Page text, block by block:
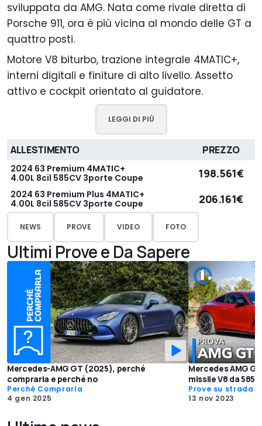
sviluppata da AMG. Nata come rivale diretta di
Porsche 911, ora è più vicina al mondo delle GT a
quattro posti.
Motore V8 biturbo, trazione integrale 4MATIC+,
interni digitali e finiture di alto livello. Assetto
attivo e cockpit orientato al guidatore.
LEGGI DI PIÙ
ALLESTIMENTO PREZZO
2024 63 Premium 4MATIC+
4.00L 8cil 585CV 3porte Coupe
198.561€
2024 63 Premium Plus 4MATIC+
4.00L 8cil 585CV 3porte Coupe
206.161€
NEWS PROVE VIDEO FOTO
Ultimi Prove e Da Sapere
Mercedes-AMG GT (2025), perché
comprarla e perché no
Perché Comprarla
4 gen 2025
Mercedes AMG
missile V8 da 585
Prove su strada
13 nov 2023